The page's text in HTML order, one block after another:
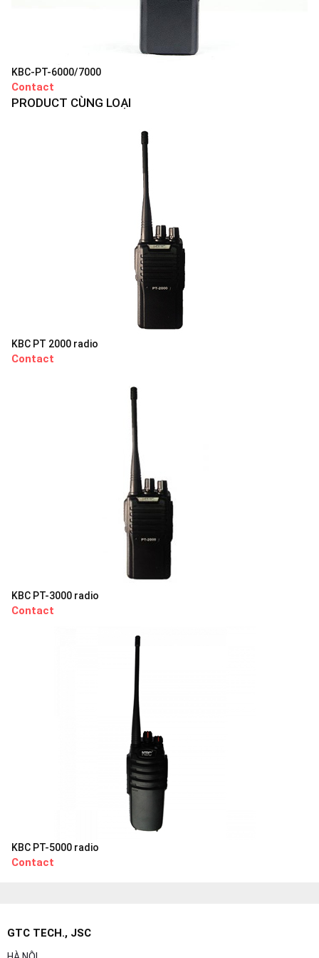
KBC-PT-6000/7000
Contact
PRODUCT CÙNG LOẠI
KBC PT 2000 radio
Contact
KBC PT-3000 radio
Contact
KBC PT-5000 radio
Contact
GTC TECH., JSC